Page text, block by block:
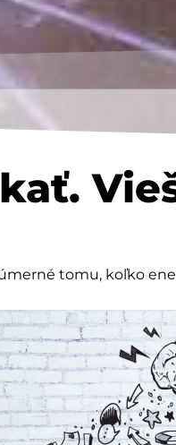
tomu, koľko